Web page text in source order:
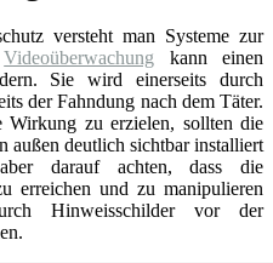
versteht man Systeme zur
Videoüberwachung kann einen
Sie wird einerseits durch
der Fahndung nach dem Täter.
Wirkung zu erzielen, sollten die
außen deutlich sichtbar installiert
darauf achten, dass die
erreichen und zu manipulieren
Hinweisschilder vor der